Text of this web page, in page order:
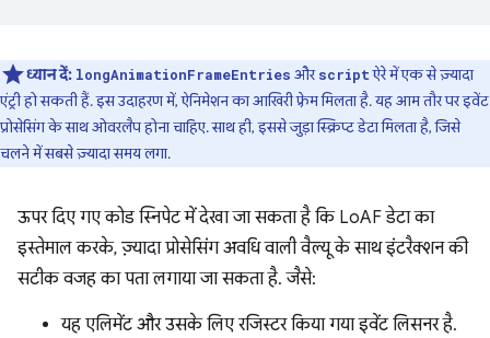
ध्यान दें: longAnimationFrameEntries औरscriptऐरे में एक से ज़्यादा
एंट्री हो सकती हैं. इस उदाहरण में, ऐनिमेशन का आखिरी फ़्रेम मिलता है. यह आम तौर पर इवेंट
प्रोसेसिंग के साथ ओवरलैप होना चाहिए. साथ ही, इससे जुड़ा स्क्रिप्ट डेटा मिलता है, जिसे
चलने में सबसे ज़्यादा समय लगा.
ऊपर दिए गए कोड स्निपेट में देखा जा सकता है कि LoAF डेटा का
इस्तेमाल करके, ज़्यादा प्रोसेसिंग अवधि वाली वैल्यू के साथ इंटरैक्शन की
सटीक वजह का पता लगाया जा सकता है. जैसे:
यह एलिमेंट और उसके लिए रजिस्टर किया गया इवेंट लिसनर है.